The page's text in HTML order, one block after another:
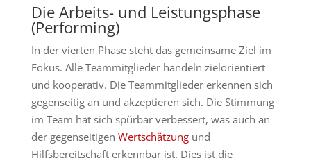
Die Arbeits- und Leistungsphase
(Performing)
In der vierten Phase steht das gemeinsame Ziel im
Fokus. Alle Teammitglieder handeln zielorientiert
und kooperativ. Die Teammitglieder erkennen sich
gegenseitig an und akzeptieren sich. Die Stimmung
im Team hat sich spürbar verbessert, was auch an
der gegenseitigen Wertschätzungund
Hilfsbereitschaft erkennbar ist. Dies ist die